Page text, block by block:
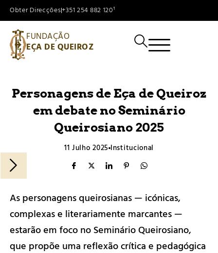
Obter Direcções+351 254 882 120¹
FUNDAÇÃO
EÇA DE QUEIROZ
Personagens de Eça de Queiroz
em debate no Seminário
Queirosiano 2025
11 Julho 2025 Institucional
As personagens queirosianas — icónicas,
complexas e literariamente marcantes —
estarão em foco no Seminário Queirosiano,
que propõe uma reflexão crítica e pedagógica